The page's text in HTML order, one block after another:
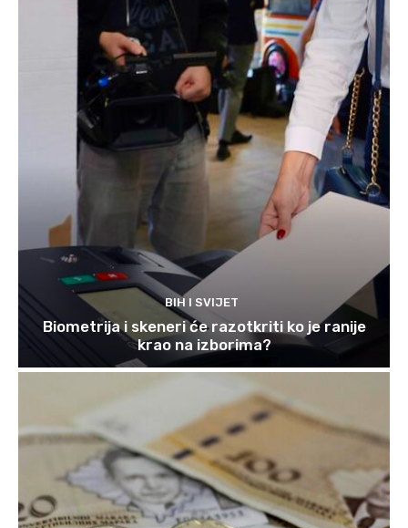
BIH I SVIJET
Biometrija i skeneri će razotkriti ko je ranije
krao na izborima?